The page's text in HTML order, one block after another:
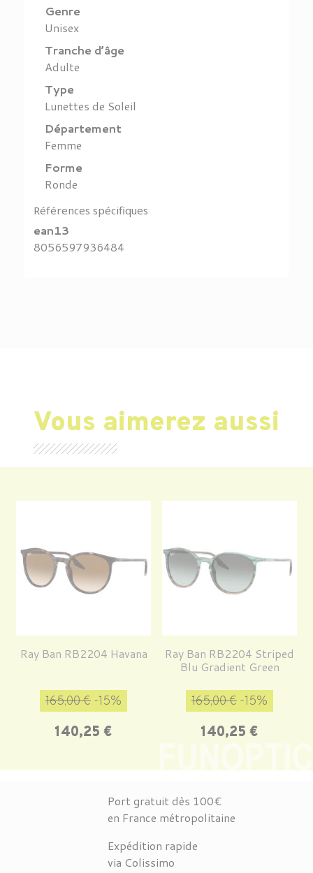
Genre
Unisex
Tranche d’âge
Adulte
Type
Lunettes de Soleil
Département
Femme
Forme
Ronde
Références spécifiques
ean13
8056597936484
Vous aimerez aussi
Ray Ban RB2204 Havana
Prix de base
165,00 € -15%
140,25 €
Ray Ban RB2204 Striped
Blu Gradient Green
Prix de base
165,00 € -15%
140,25 €
Port gratuit dès 100€
en France métropolitaine
Expédition rapide
via Colissimo